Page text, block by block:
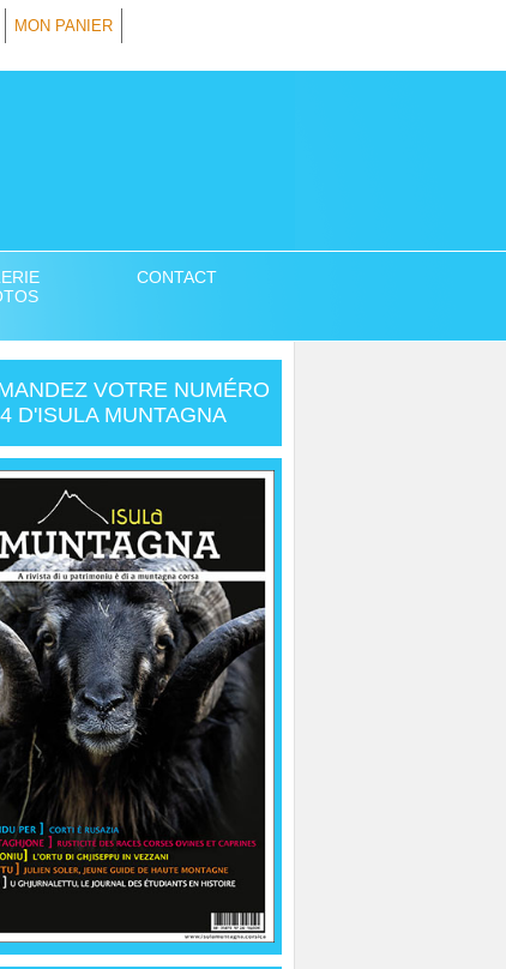
MON PANIER
CONTACT
VOTRE NUMÉRO
D'ISULA MUNTAGNA